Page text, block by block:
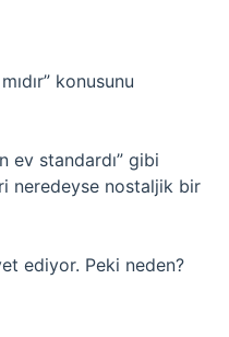
konusunu
ev standardı” gibi
neredeyse nostaljik bir
ediyor. Peki neden?